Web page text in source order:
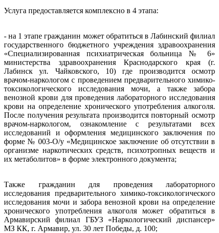
Услуга предоставляется комплексно в 4 этапа:
- на 1 этапе гражданин может обратиться в Лабинский филиал
государственного бюджетного учреждения здравоохранения
«Специализированная психиатрическая больница № 6»
министерства здравоохранения Краснодарского края (г.
Лабинск ул. Чайковского, 10) где производится осмотр
врачом-наркологом с проведением предварительного химико-
токсикологического исследования мочи, а также забора
венозной крови для проведения лабораторного исследования
крови на определение хронического употребления алкоголя.
После получения результата производится повторный осмотр
врачом-наркологом, ознакомление с результатами всех
исследований и оформления медицинского заключения по
форме № 003-О/у «Медицинское заключение об отсутствии в
организме наркотических средств, психотропных веществ и
их метаболитов» в форме электронного документа;
Также гражданин для проведения лабораторного
исследования предварительного химико-токсикологического
исследования мочи и забора венозной крови на определение
хронического употребления алкоголя может обратиться в
Армавирский филиал ГБУЗ «Наркологический диспансер»
МЗ КК, г. Армавир, ул. 30 лет Победы, д. 100;